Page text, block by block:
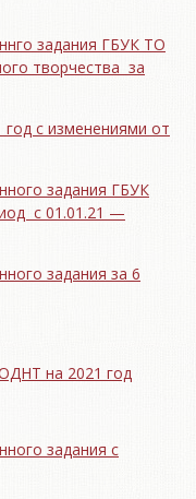
задания ГБУК ТО
творчества за
год с изменениями от
задания ГБУК
с 01.01.21 —
задания за 6
на 2021 год
задания с